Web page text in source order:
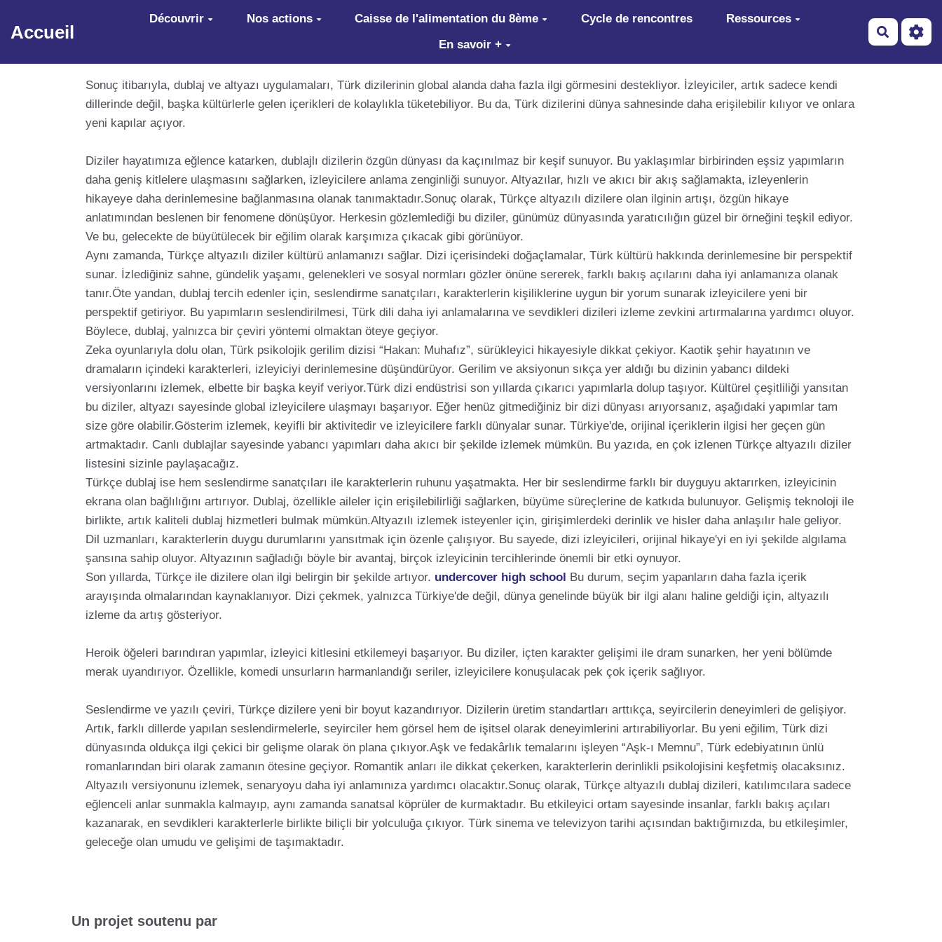
Aller au contenu principal
Accueil
Découvrir Nos actions Caisse de l'alimentation du 8ème Cycle de rencontres
Ressources
En savoir +
Sonuç itibarıyla, dublaj ve altyazı uygulamaları, Türk dizilerinin global alanda daha fazla ilgi görmesini destekliyor. İzleyiciler, artık sadece kendi
dillerinde değil, başka kültürlerle gelen içerikleri de kolaylıkla tüketebiliyor. Bu da, Türk dizilerini dünya sahnesinde daha erişilebilir kılıyor ve onlara
yeni kapılar açıyor.
Diziler hayatımıza eğlence katarken, dublajlı dizilerin özgün dünyası da kaçınılmaz bir keşif sunuyor. Bu yaklaşımlar birbirinden eşsiz yapımların
daha geniş kitlelere ulaşmasını sağlarken, izleyicilere anlama zenginliği sunuyor. Altyazılar, hızlı ve akıcı bir akış sağlamakta, izleyenlerin
hikayeye daha derinlemesine bağlanmasına olanak tanımaktadır.Sonuç olarak, Türkçe altyazılı dizilere olan ilginin artışı, özgün hikaye
anlatımından beslenen bir fenomene dönüşüyor. Herkesin gözlemlediği bu diziler, günümüz dünyasında yaratıcılığın güzel bir örneğini teşkil ediyor.
Ve bu, gelecekte de büyütülecek bir eğilim olarak karşımıza çıkacak gibi görünüyor.
Aynı zamanda, Türkçe altyazılı diziler kültürü anlamanızı sağlar. Dizi içerisindeki doğaçlamalar, Türk kültürü hakkında derinlemesine bir perspektif
sunar. İzlediğiniz sahne, gündelik yaşamı, gelenekleri ve sosyal normları gözler önüne sererek, farklı bakış açılarını daha iyi anlamanıza olanak
tanır.Öte yandan, dublaj tercih edenler için, seslendirme sanatçıları, karakterlerin kişiliklerine uygun bir yorum sunarak izleyicilere yeni bir
perspektif getiriyor. Bu yapımların seslendirilmesi, Türk dili daha iyi anlamalarına ve sevdikleri dizileri izleme zevkini artırmalarına yardımcı oluyor.
Böylece, dublaj, yalnızca bir çeviri yöntemi olmaktan öteye geçiyor.
Zeka oyunlarıyla dolu olan, Türk psikolojik gerilim dizisi “Hakan: Muhafız”, sürükleyici hikayesiyle dikkat çekiyor. Kaotik şehir hayatının ve
dramaların içindeki karakterleri, izleyiciyi derinlemesine düşündürüyor. Gerilim ve aksiyonun sıkça yer aldığı bu dizinin yabancı dildeki
versiyonlarını izlemek, elbette bir başka keyif veriyor.Türk dizi endüstrisi son yıllarda çıkarıcı yapımlarla dolup taşıyor. Kültürel çeşitliliği yansıtan
bu diziler, altyazı sayesinde global izleyicilere ulaşmayı başarıyor. Eğer henüz gitmediğiniz bir dizi dünyası arıyorsanız, aşağıdaki yapımlar tam
size göre olabilir.Gösterim izlemek, keyifli bir aktivitedir ve izleyicilere farklı dünyalar sunar. Türkiye'de, orijinal içeriklerin ilgisi her geçen gün
artmaktadır. Canlı dublajlar sayesinde yabancı yapımları daha akıcı bir şekilde izlemek mümkün. Bu yazıda, en çok izlenen Türkçe altyazılı diziler
listesini sizinle paylaşacağız.
Türkçe dublaj ise hem seslendirme sanatçıları ile karakterlerin ruhunu yaşatmakta. Her bir seslendirme farklı bir duyguyu aktarırken, izleyicinin
ekrana olan bağlılığını artırıyor. Dublaj, özellikle aileler için erişilebilirliği sağlarken, büyüme süreçlerine de katkıda bulunuyor. Gelişmiş teknoloji ile
birlikte, artık kaliteli dublaj hizmetleri bulmak mümkün.Altyazılı izlemek isteyenler için, girişimlerdeki derinlik ve hisler daha anlaşılır hale geliyor.
Dil uzmanları, karakterlerin duygu durumlarını yansıtmak için özenle çalışıyor. Bu sayede, dizi izleyicileri, orijinal hikaye'yi en iyi şekilde algılama
şansına sahip oluyor. Altyazının sağladığı böyle bir avantaj, birçok izleyicinin tercihlerinde önemli bir etki oynuyor.
Son yıllarda, Türkçe ile dizilere olan ilgi belirgin bir şekilde artıyor. undercover high school Bu durum, seçim yapanların daha fazla içerik
arayışında olmalarından kaynaklanıyor. Dizi çekmek, yalnızca Türkiye'de değil, dünya genelinde büyük bir ilgi alanı haline geldiği için, altyazılı
izleme da artış gösteriyor.
Heroik öğeleri barındıran yapımlar, izleyici kitlesini etkilemeyi başarıyor. Bu diziler, içten karakter gelişimi ile dram sunarken, her yeni bölümde
merak uyandırıyor. Özellikle, komedi unsurların harmanlandığı seriler, izleyicilere konuşulacak pek çok içerik sağlıyor.
Seslendirme ve yazılı çeviri, Türkçe dizilere yeni bir boyut kazandırıyor. Dizilerin üretim standartları arttıkça, seyircilerin deneyimleri de gelişiyor.
Artık, farklı dillerde yapılan seslendirmelerle, seyirciler hem görsel hem de işitsel olarak deneyimlerini artırabiliyorlar. Bu yeni eğilim, Türk dizi
dünyasında oldukça ilgi çekici bir gelişme olarak ön plana çıkıyor.Aşk ve fedakârlık temalarını işleyen “Aşk-ı Memnu”, Türk edebiyatının ünlü
romanlarından biri olarak zamanın ötesine geçiyor. Romantik anları ile dikkat çekerken, karakterlerin derinlikli psikolojisini keşfetmiş olacaksınız.
Altyazılı versiyonunu izlemek, senaryoyu daha iyi anlamınıza yardımcı olacaktır.Sonuç olarak, Türkçe altyazılı dublaj dizileri, katılımcılara sadece
eğlenceli anlar sunmakla kalmayıp, aynı zamanda sanatsal köprüler de kurmaktadır. Bu etkileyici ortam sayesinde insanlar, farklı bakış açıları
kazanarak, en sevdikleri karakterlerle birlikte biliçli bir yolculuğa çıkıyor. Türk sinema ve televizyon tarihi açısından baktığımızda, bu etkileşimler,
geleceğe olan umudu ve gelişimi de taşımaktadır.
Un projet soutenu par